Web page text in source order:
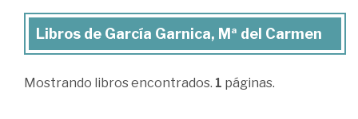
Libros
García
Libros de García Garnica, Mª del Carmen
Mostrando libros encontrados. 1 páginas.